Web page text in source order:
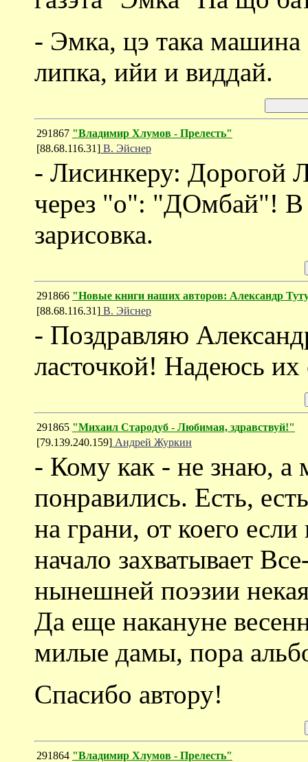
- Эмка, цэ така машина
липка, ийи и виддай.
291867 "Владимир Хлумов - Прелесть"
[88.68.116.31] В. Эйснер
- Лисинкеру: Дорогой
через "о": "ДОмбай"! В
зарисовка.
291866 "Новые книги наших авторов: Александр
[88.68.116.31] В. Эйснер
- Поздравляю
ласточкой! Надеюсь их
291865 "Михаил Стародуб - Любимая, здравствуй!"
[79.139.240.159] Андрей Журкин
- Кому как - не знаю, а
понравились. Есть,
на грани, от коего
начало захватывает
нынешней поэзии
Да еще накануне
милые дамы, пора
Спасибо автору!
291864 "Владимир Хлумов - Прелесть"